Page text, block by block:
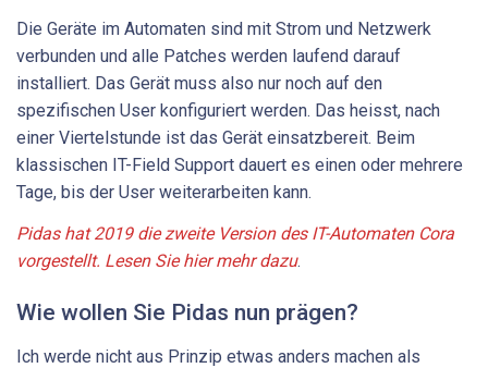
Die Geräte im Automaten sind mit Strom und Netzwerk
verbunden und alle Patches werden laufend darauf
installiert. Das Gerät muss also nur noch auf den
spezifischen User konfiguriert ­werden. Das heisst, nach
einer Viertelstunde ist das Gerät ­einsatzbereit. Beim
klassischen IT-Field Support dauert es einen oder mehrere
Tage, bis der User weiterarbeiten kann.
Pidas hat 2019 die zweite Version des IT-Automaten Cora
vorgestellt. Lesen Sie hier mehr dazu.
Wie wollen Sie Pidas nun prägen?
Ich werde nicht aus Prinzip etwas anders machen als